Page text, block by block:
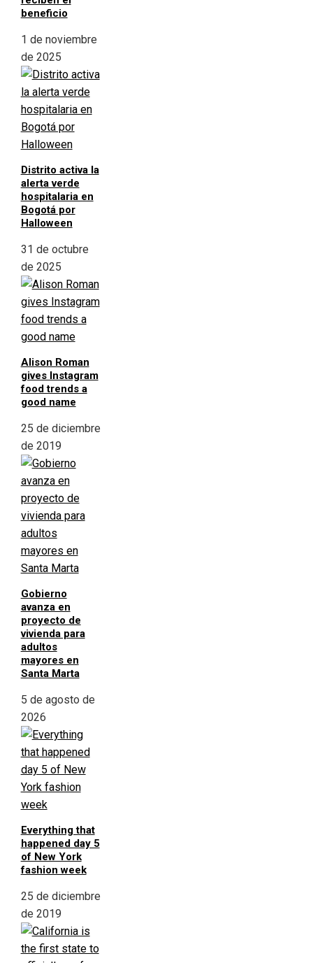
beneficio
1 de noviembre
de 2025
Distrito activa la
alerta verde
hospitalaria en
Bogotá por
Halloween
31 de octubre
de 2025
Alison Roman
gives Instagram
food trends a
good name
25 de diciembre
de 2019
Gobierno
avanza en
proyecto de
vivienda para
adultos
mayores en
Santa Marta
5 de agosto de
2026
Everything that
happened day 5
of New York
fashion week
25 de diciembre
de 2019